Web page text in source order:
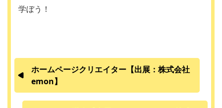
学ぼう！
ホームページクリエイター【出展：株式会社
emon】